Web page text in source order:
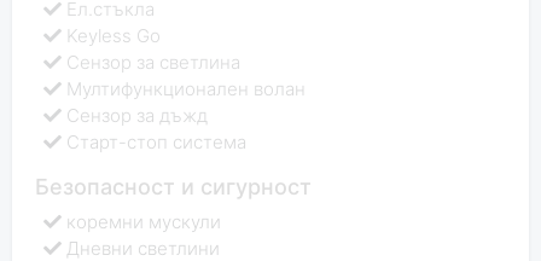
Ел.стъкла
Keyless Go
Сензор за светлина
Мултифункционален волан
Сензор за дъжд
Старт-стоп система
Безопасност и сигурност
коремни мускули
Дневни светлини